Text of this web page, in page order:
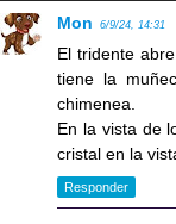
Mon 6/9/24, 14:31
El tridente
tiene la
chimenea.
En la vista de
cristal en la
Responder